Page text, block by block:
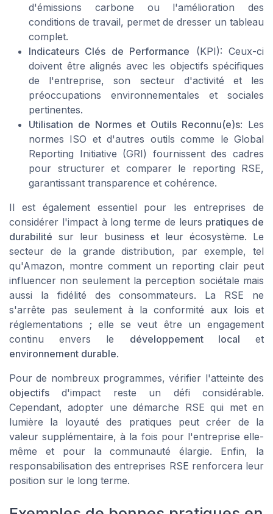
d'émissions carbone ou l'amélioration des
conditions de travail, permet de dresser un tableau
complet.
Indicateurs Clés de Performance (KPI): Ceux-ci
doivent être alignés avec les objectifs spécifiques
de l'entreprise, son secteur d'activité et les
préoccupations environnementales et sociales
pertinentes.
Utilisation de Normes et Outils Reconnu(e)s: Les
normes ISO et d'autres outils comme le Global
Reporting Initiative (GRI) fournissent des cadres
pour structurer et comparer le reporting RSE,
garantissant transparence et cohérence.
Il est également essentiel pour les entreprises de
considérer l'impact à long terme de leurs pratiques de
durabilité sur leur business et leur écosystème. Le
secteur de la grande distribution, par exemple, tel
qu'Amazon, montre comment un reporting clair peut
influencer non seulement la perception sociétale mais
aussi la fidélité des consommateurs. La RSE ne
s'arrête pas seulement à la conformité aux lois et
réglementations ; elle se veut être un engagement
continu envers le développement local et
environnement durable.
Pour de nombreux programmes, vérifier l'atteinte des
objectifs d'impact reste un défi considérable.
Cependant, adopter une démarche RSE qui met en
lumière la loyauté des pratiques peut créer de la
valeur supplémentaire, à la fois pour l'entreprise elle-
même et pour la communauté élargie. Enfin, la
responsabilisation des entreprises RSE renforcera leur
position sur le long terme.